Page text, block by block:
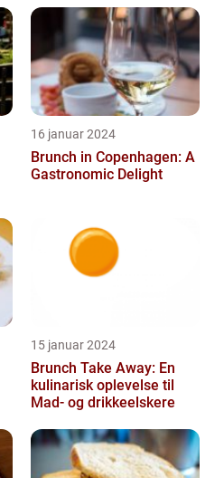
16 januar 2024
Brunch in Copenhagen: A
Gastronomic Delight
15 januar 2024
Brunch Take Away: En
kulinarisk oplevelse til
Mad- og drikkeelskere